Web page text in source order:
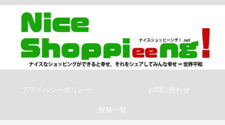
プライバシーポリシー お問い合わせ
投稿一覧